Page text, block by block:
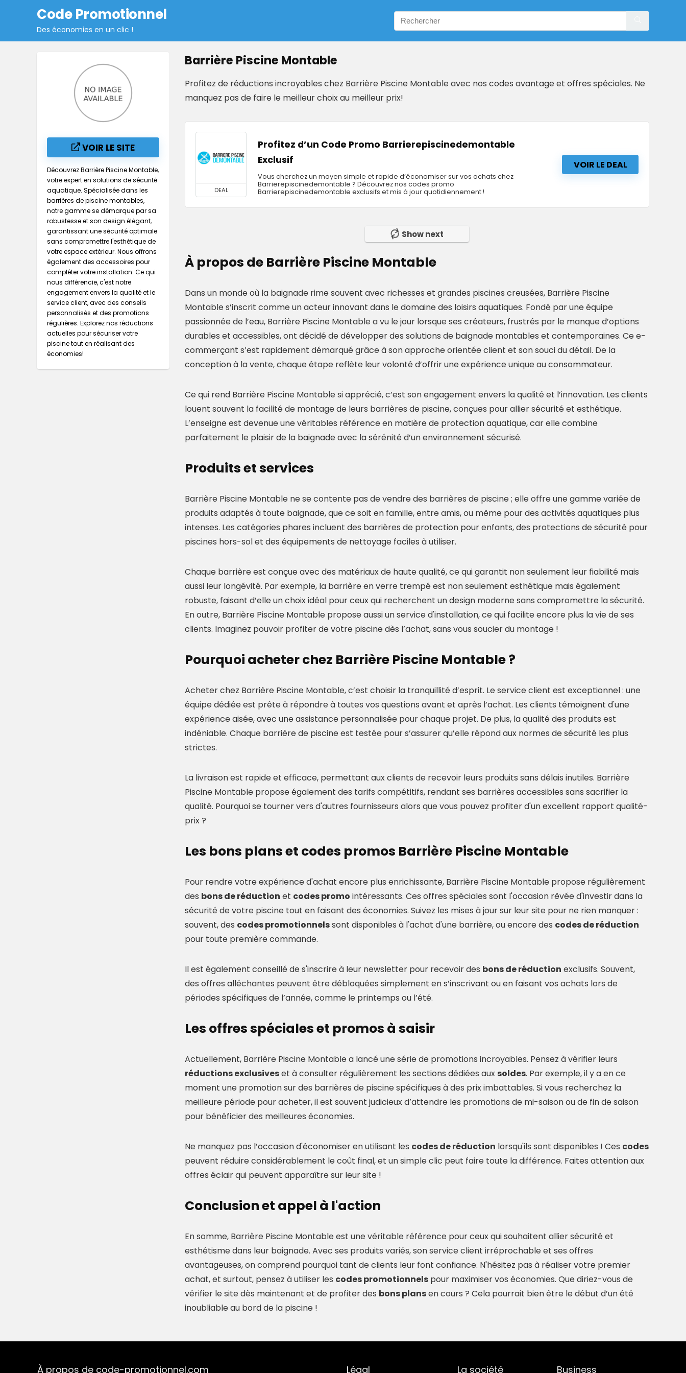
Code Promotionnel
Des économies en un clic !
Barrière Piscine Montable
Profitez de réductions incroyables chez Barrière Piscine Montable avec nos codes avantage et offres spéciales. Ne
manquez pas de faire le meilleur choix au meilleur prix!
VOIR LE SITE
Découvrez Barrière Piscine Montable,
votre expert en solutions de sécurité
aquatique. Spécialisée dans les
barrières de piscine montables,
notre gamme se démarque par sa
robustesse et son design élégant,
garantissant une sécurité optimale
sans compromettre l'esthétique de
votre espace extérieur. Nous offrons
également des accessoires pour
compléter votre installation. Ce qui
nous différencie, c'est notre
engagement envers la qualité et le
service client, avec des conseils
personnalisés et des promotions
régulières. Explorez nos réductions
actuelles pour sécuriser votre
piscine tout en réalisant des
économies!
DEAL
Profitez d’un Code Promo Barrierepiscinedemontable
Exclusif
Vous cherchez un moyen simple et rapide d’économiser sur vos achats chez
Barrierepiscinedemontable ? Découvrez nos codes promo
Barrierepiscinedemontable exclusifs et mis à jour quotidiennement !
VOIR LE DEAL
Show next
À propos de Barrière Piscine Montable
Dans un monde où la baignade rime souvent avec richesses et grandes piscines creusées, Barrière Piscine
Montable s’inscrit comme un acteur innovant dans le domaine des loisirs aquatiques. Fondé par une équipe
passionnée de l’eau, Barrière Piscine Montable a vu le jour lorsque ses créateurs, frustrés par le manque d’options
durables et accessibles, ont décidé de développer des solutions de baignade montables et contemporaines. Ce e-
commerçant s’est rapidement démarqué grâce à son approche orientée client et son souci du détail. De la
conception à la vente, chaque étape reflète leur volonté d’offrir une expérience unique au consommateur.
Ce qui rend Barrière Piscine Montable si apprécié, c’est son engagement envers la qualité et l’innovation. Les clients
louent souvent la facilité de montage de leurs barrières de piscine, conçues pour allier sécurité et esthétique.
L’enseigne est devenue une véritables référence en matière de protection aquatique, car elle combine
parfaitement le plaisir de la baignade avec la sérénité d’un environnement sécurisé.
Produits et services
Barrière Piscine Montable ne se contente pas de vendre des barrières de piscine ; elle offre une gamme variée de
produits adaptés à toute baignade, que ce soit en famille, entre amis, ou même pour des activités aquatiques plus
intenses. Les catégories phares incluent des barrières de protection pour enfants, des protections de sécurité pour
piscines hors-sol et des équipements de nettoyage faciles à utiliser.
Chaque barrière est conçue avec des matériaux de haute qualité, ce qui garantit non seulement leur fiabilité mais
aussi leur longévité. Par exemple, la barrière en verre trempé est non seulement esthétique mais également
robuste, faisant d’elle un choix idéal pour ceux qui recherchent un design moderne sans compromettre la sécurité.
En outre, Barrière Piscine Montable propose aussi un service d'installation, ce qui facilite encore plus la vie de ses
clients. Imaginez pouvoir profiter de votre piscine dès l’achat, sans vous soucier du montage !
Pourquoi acheter chez Barrière Piscine Montable ?
Acheter chez Barrière Piscine Montable, c’est choisir la tranquillité d’esprit. Le service client est exceptionnel : une
équipe dédiée est prête à répondre à toutes vos questions avant et après l’achat. Les clients témoignent d'une
expérience aisée, avec une assistance personnalisée pour chaque projet. De plus, la qualité des produits est
indéniable. Chaque barrière de piscine est testée pour s’assurer qu’elle répond aux normes de sécurité les plus
strictes.
La livraison est rapide et efficace, permettant aux clients de recevoir leurs produits sans délais inutiles. Barrière
Piscine Montable propose également des tarifs compétitifs, rendant ses barrières accessibles sans sacrifier la
qualité. Pourquoi se tourner vers d'autres fournisseurs alors que vous pouvez profiter d'un excellent rapport qualité-
prix ?
Les bons plans et codes promos Barrière Piscine Montable
Pour rendre votre expérience d'achat encore plus enrichissante, Barrière Piscine Montable propose régulièrement
des bons de réduction et codes promo intéressants. Ces offres spéciales sont l'occasion rêvée d'investir dans la
sécurité de votre piscine tout en faisant des économies. Suivez les mises à jour sur leur site pour ne rien manquer :
souvent, des codes promotionnelssont disponibles à l'achat d'une barrière, ou encore des codes de réduction
pour toute première commande.
Il est également conseillé de s'inscrire à leur newsletter pour recevoir des bons de réduction exclusifs. Souvent,
des offres alléchantes peuvent être débloquées simplement en s’inscrivant ou en faisant vos achats lors de
périodes spécifiques de l’année, comme le printemps ou l’été.
Les offres spéciales et promos à saisir
Actuellement, Barrière Piscine Montable a lancé une série de promotions incroyables. Pensez à vérifier leurs
réductions exclusiveset à consulter régulièrement les sections dédiées aux soldes. Par exemple, il y a en ce
moment une promotion sur des barrières de piscine spécifiques à des prix imbattables. Si vous recherchez la
meilleure période pour acheter, il est souvent judicieux d’attendre les promotions de mi-saison ou de fin de saison
pour bénéficier des meilleures économies.
Ne manquez pas l’occasion d'économiser en utilisant les codes de réduction lorsqu'ils sont disponibles ! Ces codes
peuvent réduire considérablement le coût final, et un simple clic peut faire toute la différence. Faites attention aux
offres éclair qui peuvent apparaître sur leur site !
Conclusion et appel à l'action
En somme, Barrière Piscine Montable est une véritable référence pour ceux qui souhaitent allier sécurité et
esthétisme dans leur baignade. Avec ses produits variés, son service client irréprochable et ses offres
avantageuses, on comprend pourquoi tant de clients leur font confiance. N'hésitez pas à réaliser votre premier
achat, et surtout, pensez à utiliser les codes promotionnels pour maximiser vos économies. Que diriez-vous de
vérifier le site dès maintenant et de profiter des bons plansen cours ? Cela pourrait bien être le début d’un été
inoubliable au bord de la piscine !
À propos de code-promotionnel.com Légal La société Business